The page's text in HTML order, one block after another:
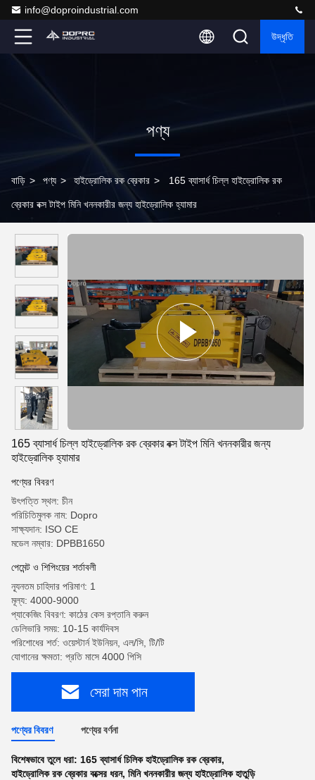
info@doproindustrial.com
উদ্ধৃতি
পণ্য
বাড়ি > পণ্য > হাইড্রোলিক রক ব্রেকার > 165 ব্যাসার্ধ চিল্ল হাইড্রোলিক রক
ব্রেকার বক্স টাইপ মিনি খননকারীর জন্য হাইড্রোলিক হ্যামার
165 ব্যাসার্ধ চিল্ল হাইড্রোলিক রক ব্রেকার বক্স টাইপ মিনি খননকারীর জন্য
হাইড্রোলিক হ্যামার
পণ্যের বিবরণ
উৎপত্তি স্থল: চীন
পরিচিতিমুলক নাম: Dopro
সাক্ষ্যদান: ISO CE
মডেল নম্বার: DPBB1650
পেমেন্ট ও শিপিংয়ের শর্তাবলী
ন্যূনতম চাহিদার পরিমাণ: 1
মূল্য: 4000-9000
প্যাকেজিং বিবরণ: কাঠের কেস রপ্তানি করুন
ডেলিভারি সময়: 10-15 কার্যদিবস
পরিশোধের শর্ত: ওয়েস্টার্ন ইউনিয়ন, এল/সি, টি/টি
যোগানের ক্ষমতা: প্রতি মাসে 4000 পিসি
সেরা দাম পান
পণ্যের বিবরণ পণ্যের বর্ণনা
বিশেষভাবে তুলে ধরা: 165 ব্যাসার্ধ চিলিক হাইড্রোলিক রক ব্রেকার,
হাইড্রোলিক রক ব্রেকার বক্সের ধরন, মিনি খননকারীর জন্য হাইড্রোলিক হাতুড়ি